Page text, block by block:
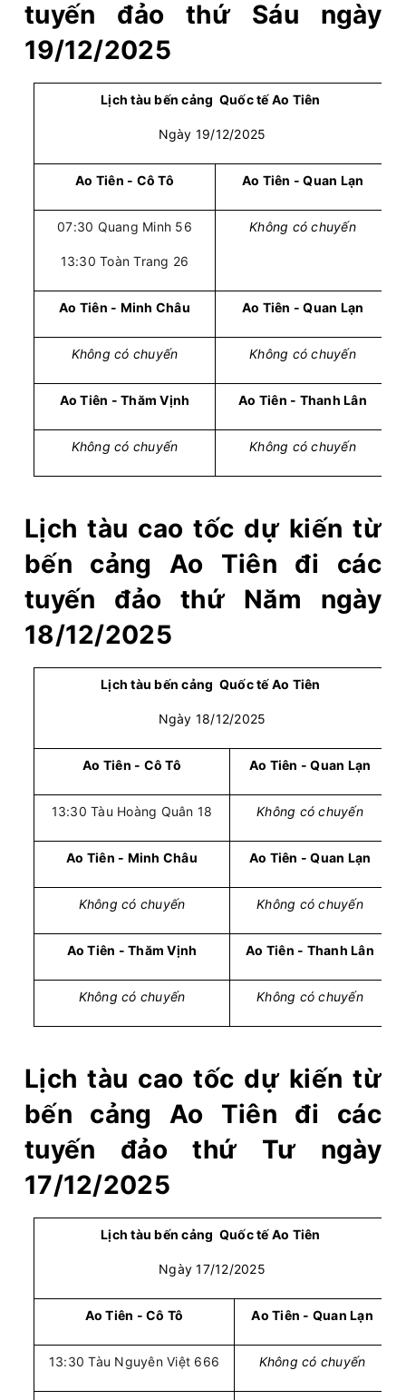
tuyến đảo thứ Sáu ngày
19/12/2025
Lịch tàu bến cảng Quốc tế Ao Tiên
Ngày 19/12/2025
Ao Tiên - Cô Tô Ao Tiên - Quan Lạn
07:30 Quang Minh 56
13:30 Toàn Trang 26
Không có chuyến
Ao Tiên - Minh Châu Ao Tiên - Quan Lạn
Không có chuyến Không có chuyến
Ao Tiên - Thăm Vịnh Ao Tiên - Thanh Lân
Không có chuyến Không có chuyến
Lịch tàu cao tốc dự kiến từ
bến cảng Ao Tiên đi các
tuyến đảo thứ Năm ngày
18/12/2025
Lịch tàu bến cảng Quốc tế Ao Tiên
Ngày 18/12/2025
Ao Tiên - Cô Tô Ao Tiên - Quan Lạn
13:30 Tàu Hoàng Quân 18 Không có chuyến
Ao Tiên - Minh Châu Ao Tiên - Quan Lạn
Không có chuyến Không có chuyến
Ao Tiên - Thăm Vịnh Ao Tiên - Thanh Lân
Không có chuyến Không có chuyến
Lịch tàu cao tốc dự kiến từ
bến cảng Ao Tiên đi các
tuyến đảo thứ Tư ngày
17/12/2025
Lịch tàu bến cảng Quốc tế Ao Tiên
Ngày 17/12/2025
Ao Tiên - Cô Tô Ao Tiên - Quan Lạn
13:30 Tàu Nguyên Việt 666 Không có chuyến